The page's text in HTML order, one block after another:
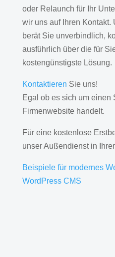
oder Relaunch für Ihr
wir uns auf Ihren Kontakt.
berät Sie unverbindlich,
ausführlich über die für
kostengünstigste Lösung.
Kontaktieren Sie uns!
Egal ob es sich um einen
Firmenwebsite handelt.
Für eine kostenlose
unser Außendienst in
Beispiele für modernes
WordPress CMS